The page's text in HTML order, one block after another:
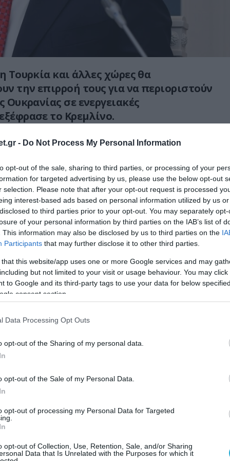
- Do Not Process My Personal Information
opt-out of the sale, sharing to third parties, or processing of your
for targeted advertising by us, please use the below opt-out
selection. Please note that after your opt-out request is processed
interest-based ads based on personal information utilized by us
to third parties prior to your opt-out. You may separately
of your personal information by third parties on the IAB’s list of
This information may also be disclosed by us to third parties on the
Participants that may further disclose it to other third parties.
that this website/app uses one or more Google services and may
but not limited to your visit or usage behaviour. You may
to Google and its third-party tags to use your data for below
consent section.
Data Processing Opt Outs
opt-out of the Sharing of my personal data.
opt-out of the Sale of my Personal Data.
opt-out of processing my Personal Data for Targeted
opt-out of Collection, Use, Retention, Sale, and/or Sharing
Data that Is Unrelated with the Purposes for which it
Τουρκία και άλλες χώρες θα
την επιρροή τους για να περιοριστούν
Ουκρανίας σε ενεργειακές
το Κρεμλίνο.
ότι η Ουκρανία επιτέθηκε στον σταθμό
εξαγωγές φυσικού αερίου προς την Τουρκία
Blue Stream.
Κρεμλίνου, Ντμίτρι Πεσκόφ, χαρακτήρισε
επικίνδυνο», σημειώνοντας ότι η
μέτρα για τον περιορισμό των
επιθέσεις στο μέλλον.
αναφέρθηκε στις συζητήσεις για
νομοθεσίας σχετικά με την ανάπτυξη
στη Φινλανδία, μετά την απόφαση του
του Ψυχρού Πολέμου.
ότι μια τέτοια εξέλιξη δεν θα ενισχύσει
1.340 χιλιομέτρων με τη Ρωσία,
της πολιτικής της στο πλαίσιο της
στο ΝΑΤΟ.
Κρεμλίνου σχολίασε επίσης την απόφαση
Επιτροπής να άρει τον αποκλεισμό